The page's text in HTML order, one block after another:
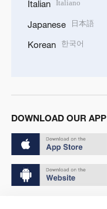
Italian Italiano
Japanese 日本語
Korean 한국어
DOWNLOAD OUR APP